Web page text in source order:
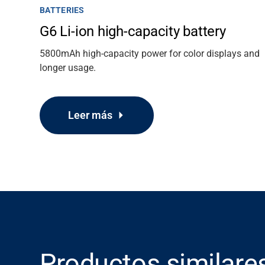
Carrera
Media
BATTERIES
G6 Li-ion high-capacity battery
5800mAh high-capacity power for color displays and
longer usage.
Leer más